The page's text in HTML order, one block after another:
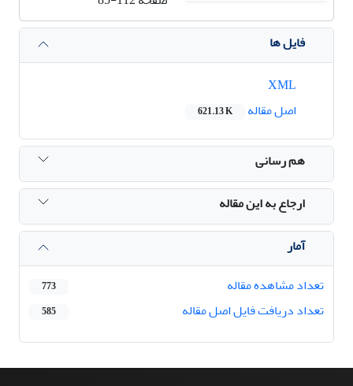
فایل ها
اصل مقاله
621.13 K
هم رسانی
ارجاع به این مقاله
آمار
تعداد مشاهده مقاله
773
تعداد دریافت فایل اصل مقاله 585